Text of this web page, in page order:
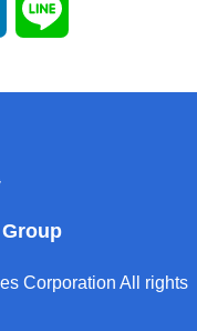
LinkedIn
Corporation All rights